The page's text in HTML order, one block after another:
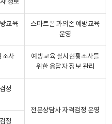
정보
교육
스마트폰 과의존 예방교육
운영
조사
예방교육 실시현황조사를
위한 응답자 정보 관리
정
전문상담사 자격검정 운영
정